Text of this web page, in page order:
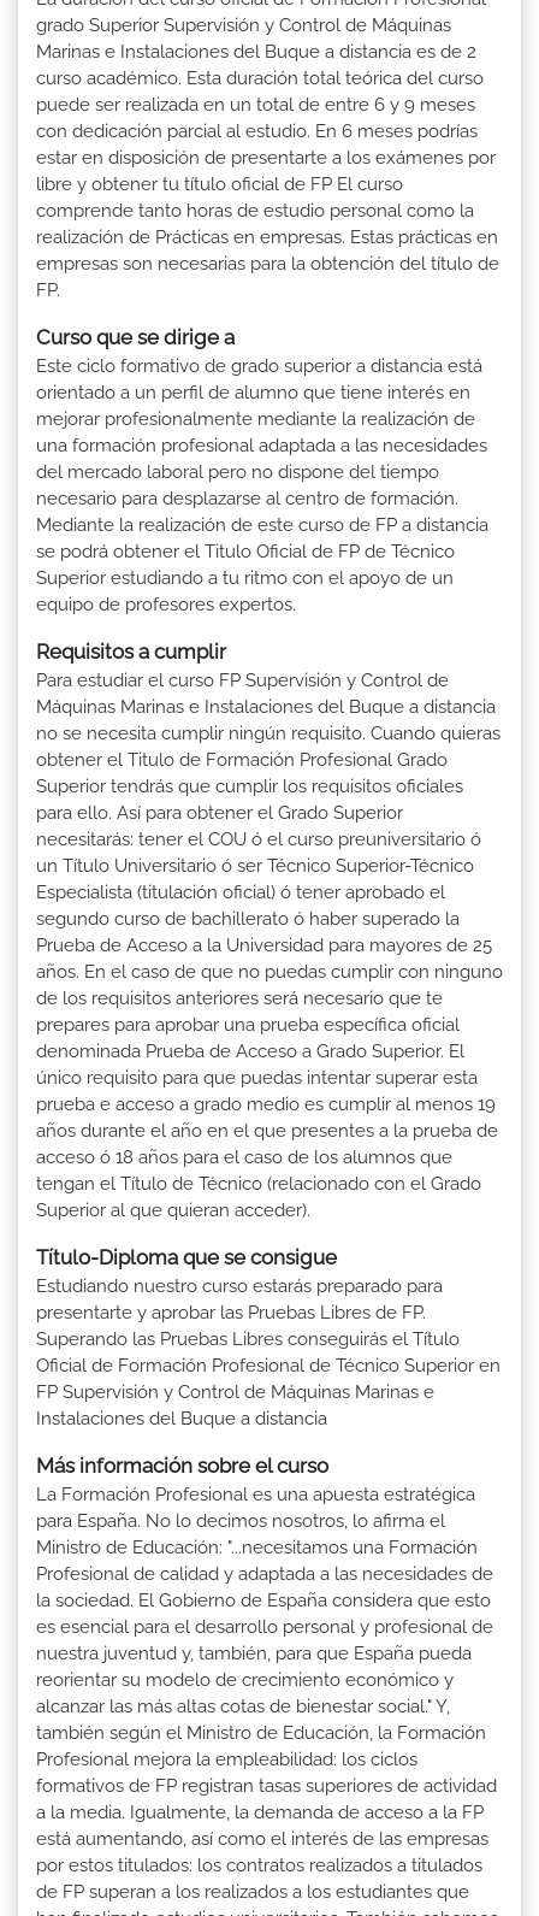
grado Superior Supervisión y Control de Máquinas
Marinas e Instalaciones del Buque a distancia es de 2
curso académico. Esta duración total teórica del curso
puede ser realizada en un total de entre 6 y 9 meses
con dedicación parcial al estudio. En 6 meses podrías
estar en disposición de presentarte a los exámenes por
libre y obtener tu título oficial de FP El curso
comprende tanto horas de estudio personal como la
realización de Prácticas en empresas. Estas prácticas en
empresas son necesarias para la obtención del título de
FP.
Curso que se dirige a
Este ciclo formativo de grado superior a distancia está
orientado a un perfil de alumno que tiene interés en
mejorar profesionalmente mediante la realización de
una formación profesional adaptada a las necesidades
del mercado laboral pero no dispone del tiempo
necesario para desplazarse al centro de formación.
Mediante la realización de este curso de FP a distancia
se podrá obtener el Titulo Oficial de FP de Técnico
Superior estudiando a tu ritmo con el apoyo de un
equipo de profesores expertos.
Requisitos a cumplir
Para estudiar el curso FP Supervisión y Control de
Máquinas Marinas e Instalaciones del Buque a distancia
no se necesita cumplir ningún requisito. Cuando quieras
obtener el Titulo de Formación Profesional Grado
Superior tendrás que cumplir los requisitos oficiales
para ello. Así para obtener el Grado Superior
necesitarás: tener el COU ó el curso preuniversitario ó
un Título Universitario ó ser Técnico Superior-Técnico
Especialista (titulación oficial) ó tener aprobado el
segundo curso de bachillerato ó haber superado la
Prueba de Acceso a la Universidad para mayores de 25
años. En el caso de que no puedas cumplir con ninguno
de los requisitos anteriores será necesario que te
prepares para aprobar una prueba específica oficial
denominada Prueba de Acceso a Grado Superior. El
único requisito para que puedas intentar superar esta
prueba e acceso a grado medio es cumplir al menos 19
años durante el año en el que presentes a la prueba de
acceso ó 18 años para el caso de los alumnos que
tengan el Título de Técnico (relacionado con el Grado
Superior al que quieran acceder).
Título-Diploma que se consigue
Estudiando nuestro curso estarás preparado para
presentarte y aprobar las Pruebas Libres de FP.
Superando las Pruebas Libres conseguirás el Título
Oficial de Formación Profesional de Técnico Superior en
FP Supervisión y Control de Máquinas Marinas e
Instalaciones del Buque a distancia
Más información sobre el curso
La Formación Profesional es una apuesta estratégica
para España. No lo decimos nosotros, lo afirma el
Ministro de Educación: "...necesitamos una Formación
Profesional de calidad y adaptada a las necesidades de
la sociedad. El Gobierno de España considera que esto
es esencial para el desarrollo personal y profesional de
nuestra juventud y, también, para que España pueda
reorientar su modelo de crecimiento económico y
alcanzar las más altas cotas de bienestar social." Y,
también según el Ministro de Educación, la Formación
Profesional mejora la empleabilidad: los ciclos
formativos de FP registran tasas superiores de actividad
a la media. Igualmente, la demanda de acceso a la FP
está aumentando, así como el interés de las empresas
por estos titulados: los contratos realizados a titulados
de FP superan a los realizados a los estudiantes que